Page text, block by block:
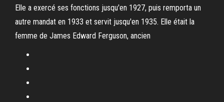
Elle a exercé ses fonctions jusqu'en 1927, puis remporta un
autre mandat en 1933 et servit jusqu'en 1935. Elle était la
femme de James Edward Ferguson, ancien